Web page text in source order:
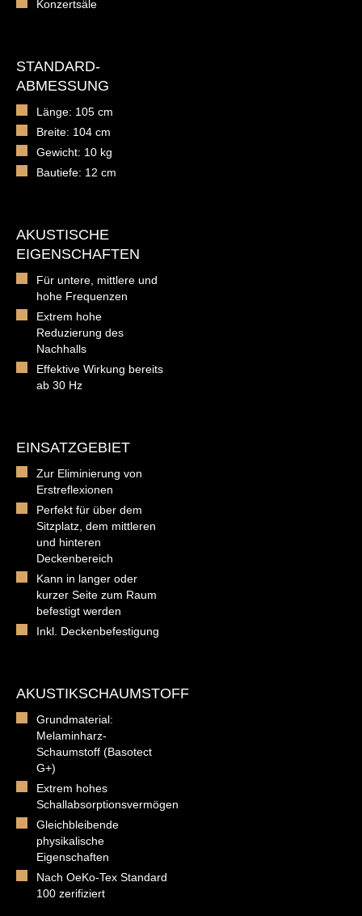
Konzertsäle
STANDARD-
ABMESSUNG
Länge: 105 cm
Breite: 104 cm
Gewicht: 10 kg
Bautiefe: 12 cm
AKUSTISCHE
EIGENSCHAFTEN
Für untere, mittlere und
hohe Frequenzen
Extrem hohe
Reduzierung des
Nachhalls
Effektive Wirkung bereits
ab 30 Hz
EINSATZGEBIET
Zur Eliminierung von
Erstreflexionen
Perfekt für über dem
Sitzplatz, dem mittleren
und hinteren
Deckenbereich
Kann in langer oder
kurzer Seite zum Raum
befestigt werden
Inkl. Deckenbefestigung
AKUSTIKSCHAUMSTOFF
Grundmaterial:
Melaminharz-
Schaumstoff (Basotect
G+)
Extrem hohes
Schallabsorptionsvermögen
Gleichbleibende
physikalische
Eigenschaften
Nach OeKo-Tex Standard
100 zerifiziert